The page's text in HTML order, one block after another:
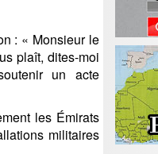
: « Monsieur le
plaît, dites-moi
un acte
les Émirats
militaires